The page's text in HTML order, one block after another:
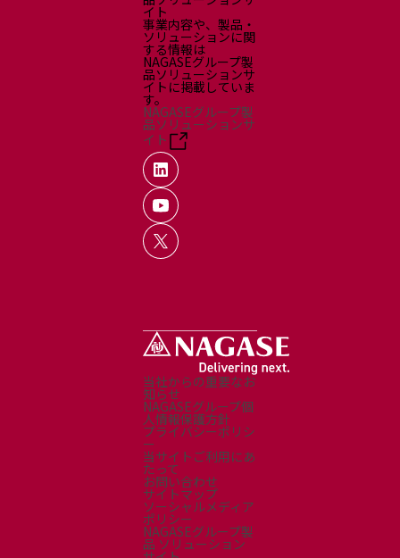
イト
事業内容や、製品・
ソリューションに関
する情報は
NAGASEグループ製
品ソリューションサ
イトに掲載していま
す。
NAGASEグループ製
品ソリューションサ
イト
当社からの重要なお
知らせ
NAGASEグループ個
人情報保護方針
プライバシーポリシ
ー
当サイトご利用にあ
たって
お問い合わせ
サイトマップ
ソーシャルメディア
ポリシー
NAGASEグループ製
品 ソリューション